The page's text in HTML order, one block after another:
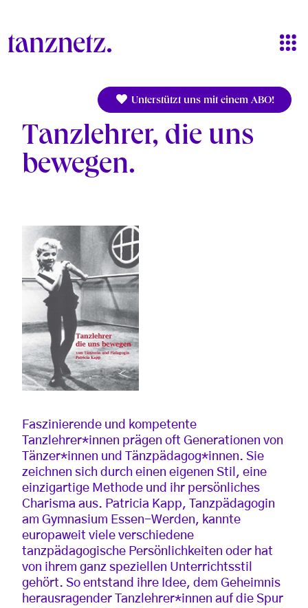
Unterstützt uns mit einem ABO!
Tanzlehrer, die uns
bewegen
Faszinierende und kompetente
Tanzlehrer*innen prägen oft Generationen von
Tänzer*innen und Tänzpädagog*innen. Sie
zeichnen sich durch einen eigenen Stil, eine
einzigartige Methode und ihr persönliches
Charisma aus. Patricia Kapp, Tanzpädagogin
am Gymnasium Essen-Werden, kannte
europaweit viele verschiedene
tanzpädagogische Persönlichkeiten oder hat
von ihrem ganz speziellen Unterrichtsstil
gehört. So entstand ihre Idee, dem Geheimnis
herausragender Tanzlehrer*innen auf die Spur